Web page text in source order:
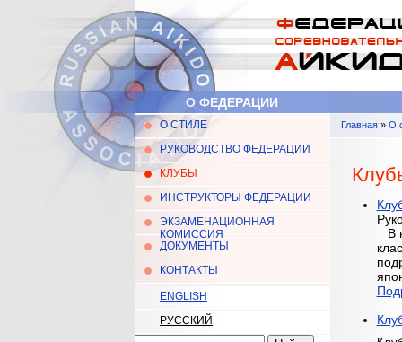
Главное меню
О ФЕДЕРАЦИИ
О СТИЛЕ
РУКОВОДСТВО ФЕДЕРАЦИИ
КЛУБЫ
ИНСТРУКТОРЫ ФЕДЕРАЦИИ
ЭКЗАМЕНАЦИОННАЯ
КОМИССИЯ
ДОКУМЕНТЫ
КОНТАКТЫ
ENGLISH
РУССКИЙ
ВыГлавная» О
В